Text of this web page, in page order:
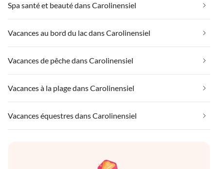
Spa santé et beauté dans Carolinensiel
Vacances au bord du lac dans Carolinensiel
Vacances de pêche dans Carolinensiel
Vacances à la plage dans Carolinensiel
Vacances équestres dans Carolinensiel